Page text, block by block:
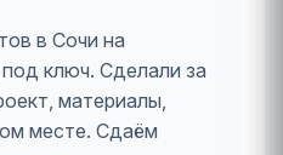
в Сочи на
ключ. Сделали за
материалы,
месте. Сдаём